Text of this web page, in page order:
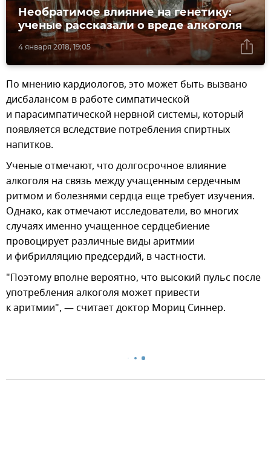
4 января 2018, 19:05
Необратимое влияние на генетику:
ученые рассказали о вреде алкоголя
По мнению кардиологов, это может быть вызвано
дисбалансом в работе симпатической
и парасимпатической нервной системы, который
появляется вследствие потребления спиртных
напитков.
Ученые отмечают, что долгосрочное влияние
алкоголя на связь между учащенным сердечным
ритмом и болезнями сердца еще требует изучения.
Однако, как отмечают исследователи, во многих
случаях именно учащенное сердцебиение
провоцирует различные виды аритмии
и фибрилляцию предсердий, в частности.
"Поэтому вполне вероятно, что высокий пульс после
употребления алкоголя может привести
к аритмии", — считает доктор Мориц Синнер.